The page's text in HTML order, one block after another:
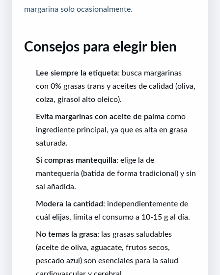
margarina solo ocasionalmente.
Consejos para elegir bien
Lee siempre la etiqueta: busca margarinas
con 0% grasas trans y aceites de calidad (oliva,
colza, girasol alto oleico).
Evita margarinas con aceite de palma como
ingrediente principal, ya que es alta en grasa
saturada.
Si compras mantequilla: elige la de
mantequería (batida de forma tradicional) y sin
sal añadida.
Modera la cantidad: independientemente de
cuál elijas, limita el consumo a 10-15 g al día.
No temas la grasa: las grasas saludables
(aceite de oliva, aguacate, frutos secos,
pescado azul) son esenciales para la salud
cardiovascular y cerebral.